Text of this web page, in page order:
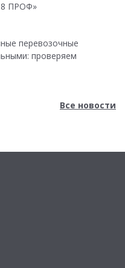
8 ПРОФ»
перевозочные
проверяем
Все новости